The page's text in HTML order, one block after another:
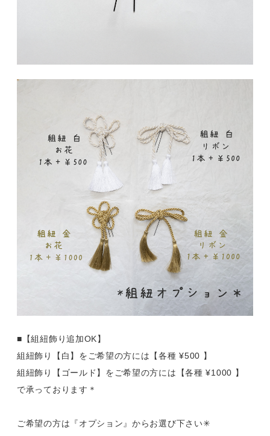
■【組紐飾り追加OK】
組紐飾り【白】をご希望の方には【各種 ¥500 】
組紐飾り【ゴールド】をご希望の方には【各種 ¥1000 】
で承っております＊
ご希望の方は『オプション』からお選び下さい✳︎